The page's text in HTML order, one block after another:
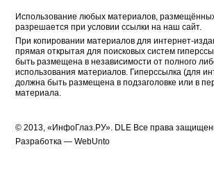
Использование любых материалов, размещённых
разрешается при условии ссылки на наш сайт.
При копировании материалов для интернет-
прямая открытая для поисковых систем
быть размещена в независимости от полного
использования материалов. Гиперссылка (для
должна быть размещена в подзаголовке или в
материала.
© 2013, «ИнфоГлаз.РУ». DLE Все права
Разработка —WebUnto